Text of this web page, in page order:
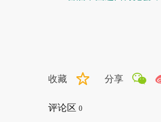
收藏 分享
评论区 0